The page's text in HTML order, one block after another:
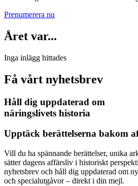
Prenumerera nu
Året var...
Inga inlägg hittades
Få vårt nyhetsbrev
Håll dig uppdaterad om
näringslivets historia
Upptäck berättelserna bakom
Vill du ha spännande berättelser, unika
sätter dagens affärsliv i historiskt
nyhetsbrev och håll dig uppdaterad om
och specialutgåvor – direkt i din mejl.